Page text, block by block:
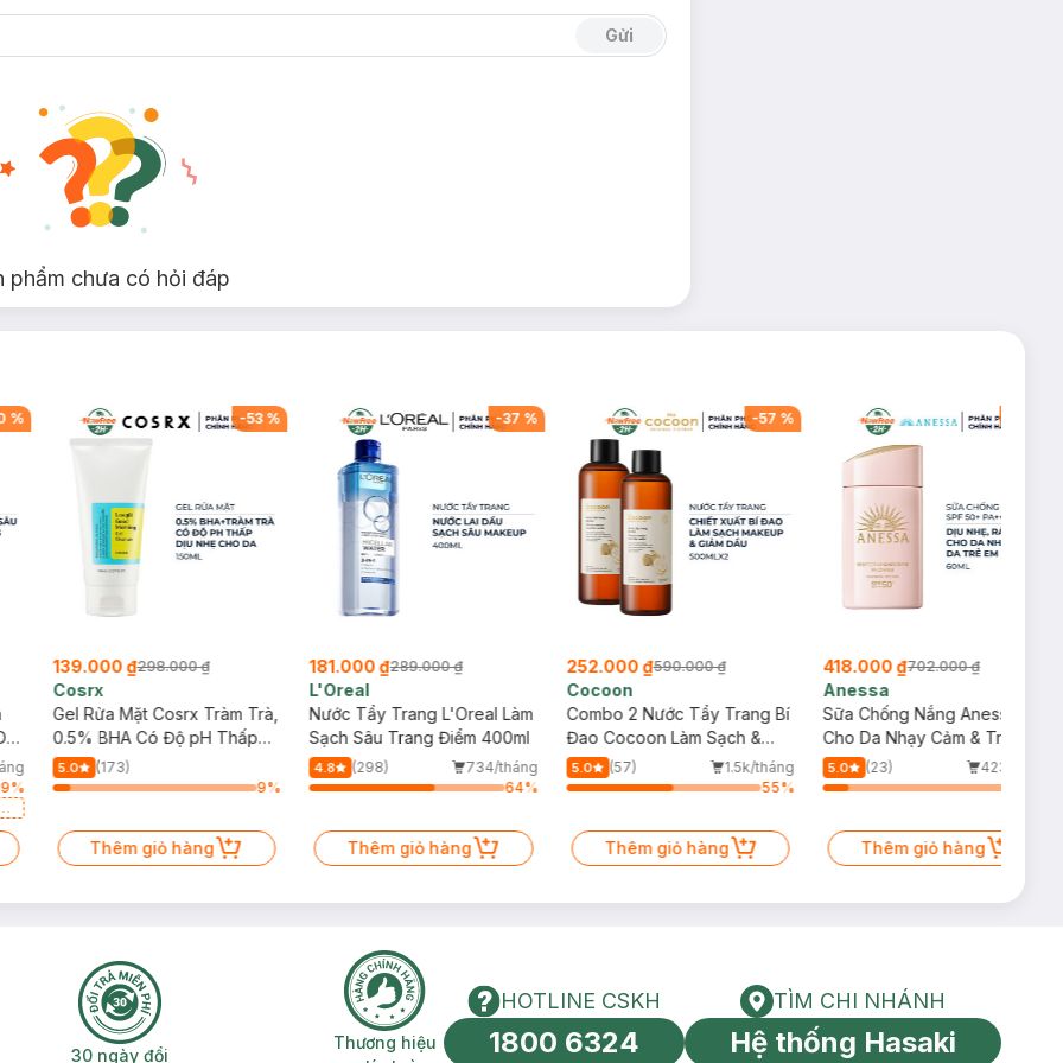
Gửi
phẩm chưa có hỏi đáp
%
%
-53%
139.000 ₫298.000 ₫
Cosrx
Gel Rửa Mặt Cosrx Tràm Trà,
0.5% BHA Có Độ pH Thấp
150ml
5.0
(173)
9%
Thêm giỏ hàng
-37 %
181.000 ₫289.000 ₫
L'Oreal
Nước Tẩy Trang L'Oreal Làm
Sạch Sâu Trang Điểm 400ml
4.8 (298)
734/tháng
64%
Thêm giỏ hàng
-57 %
252.000 ₫590.000 ₫
Cocoon
Combo 2 Nước Tẩy Trang Bí
Đao Cocoon Làm Sạch &
Giảm Dầu 500ml
5.0 (57)
1.5k/tháng
55%
Thêm giỏ hàng
418.000 ₫702.000 ₫
Anessa
Sữa Chống Nắng Anessa
Cho Da Nhạy Cảm & Trẻ Em
60ml (Mới)
5.0 (23)
423/tháng
Thêm giỏ hàng
2H 30 ngày đổi trả miễn phí
30 ngày đổi
Thương hiệu uy tín toàn cầu
Thương hiệu
HOTLINE CSKH
HOTLINE CSKH
1800 6324
Tìm chi nhánh
TÌM CHI NHÁNH
Hệ thống Hasaki